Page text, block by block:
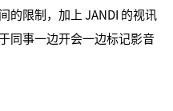
的限制，加上 JANDI 的视讯
同事一边开会一边标记影音